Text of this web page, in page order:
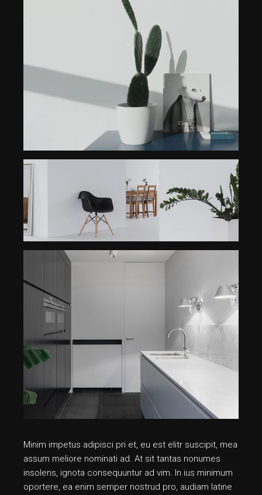
Minim impetus adipisci pri et, eu est elitr suscipit, mea
assum meliore nominati ad. At sit tantas nonumes
insolens, ignota consequuntur ad vim. In ius minimum
oportere, ea enim semper nostrud pro, audiam latine